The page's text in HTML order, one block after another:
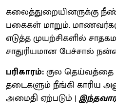
கலைத்துறையினருக்கு
பகைகள் மாறும்.
எடுத்த முயற்சிகளில்
சாதுரியமான பேச்சால்
பரிகாரம்:குல தெய்வத்தை
தடைகளும் நீங்கி காரிய
அமைதி ஏற்படும் |